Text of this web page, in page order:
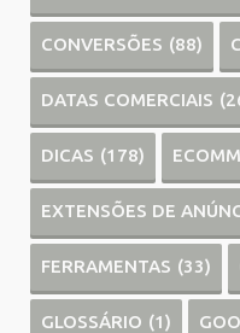
CONVERSÕES (88)
DATAS COMERCIAIS
DICAS (178)
EXTENSÕES DE
FERRAMENTAS (33)
GLOSSÁRIO (1)